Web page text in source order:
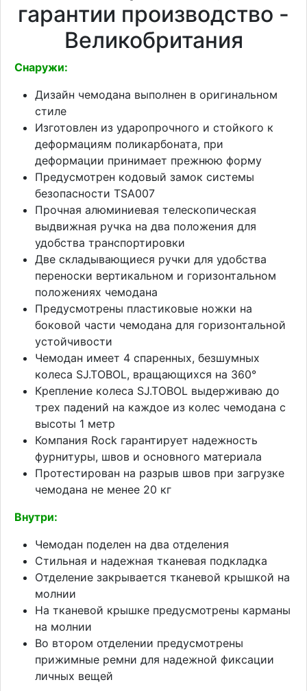
гарантии производство -
Великобритания
Снаружи:
Дизайн чемодана выполнен в оригинальном
стиле
Изготовлен из ударопрочного и стойкого к
деформациям поликарбоната, при
деформации принимает прежнюю форму
Предусмотрен кодовый замок системы
безопасности TSA007
Прочная алюминиевая телескопическая
выдвижная ручка на два положения для
удобства транспортировки
Две складывающиеся ручки для удобства
переноски вертикальном и горизонтальном
положениях чемодана
Предусмотрены пластиковые ножки на
боковой части чемодана для горизонтальной
устойчивости
Чемодан имеет 4 спаренных, безшумных
колеса SJ.TOBOL, вращающихся на 360°
Крепление колеса SJ.TOBOL выдерживаю до
трех падений на каждое из колес чемодана с
высоты 1 метр
Компания Rock гарантирует надежность
фурнитуры, швов и основного материала
Протестирован на разрыв швов при загрузке
чемодана не менее 20 кг
Внутри:
Чемодан поделен на два отделения
Стильная и надежная тканевая подкладка
Отделение закрывается тканевой крышкой на
молнии
На тканевой крышке предусмотрены карманы
на молнии
Во втором отделении предусмотрены
прижимные ремни для надежной фиксации
личных вещей